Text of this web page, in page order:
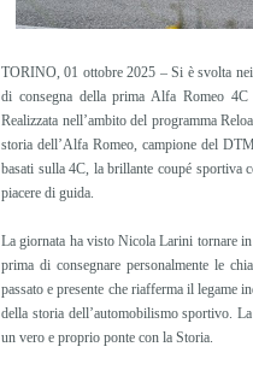
TORINO, 01 ottobre 2025 – Si è svolta
di consegna della prima Alfa Romeo
Realizzata nell’ambito del programma
storia dell’Alfa Romeo, campione del
basati sulla 4C, la brillante coupé sportiva
piacere di guida.
La giornata ha visto Nicola Larini tornare
prima di consegnare personalmente le
passato e presente che riafferma il legame
della storia dell’automobilismo sportivo.
un vero e proprio ponte con la Storia.